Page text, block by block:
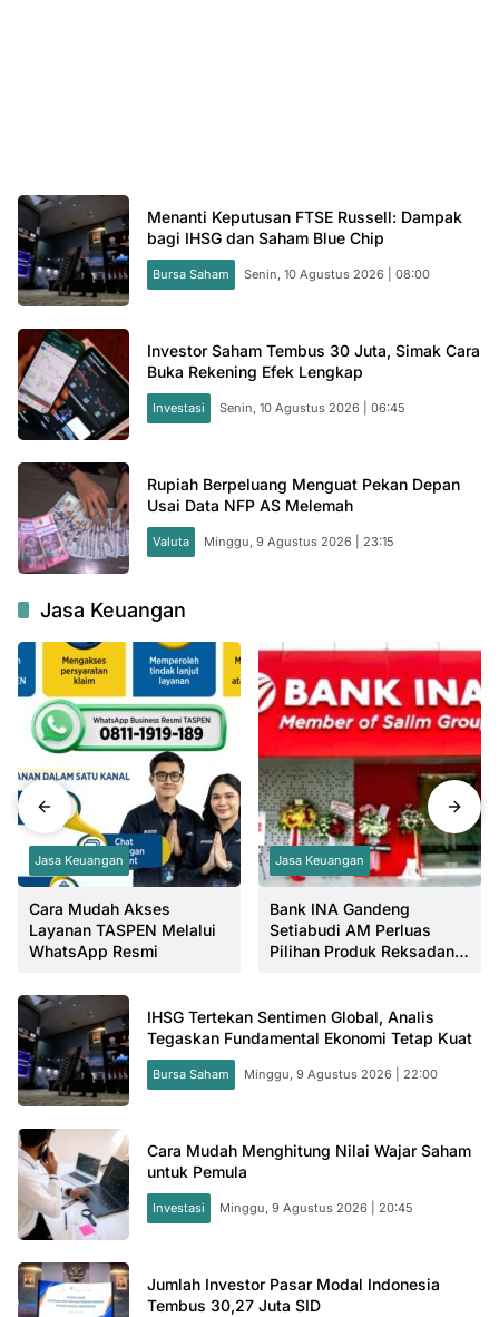
Menanti Keputusan FTSE Russell: Dampak
bagi IHSG dan Saham Blue Chip
Bursa Saham Senin, 10 Agustus 2026 | 08:00
Investor Saham Tembus 30 Juta, Simak Cara
Buka Rekening Efek Lengkap
Investasi Senin, 10 Agustus 2026 | 06:45
Rupiah Berpeluang Menguat Pekan Depan
Usai Data NFP AS Melemah
Valuta Minggu, 9 Agustus 2026 | 23:15
Jasa Keuangan
Jasa Keuangan
Cara Mudah Akses
Layanan TASPEN Melalui
WhatsApp Resmi
Jasa Keuangan
Bank INA Gandeng
Setiabudi AM Perluas
Pilihan Produk Reksadana
IHSG Tertekan Sentimen Global, Analis
Tegaskan Fundamental Ekonomi Tetap Kuat
Bursa Saham Minggu, 9 Agustus 2026 | 22:00
Cara Mudah Menghitung Nilai Wajar Saham
untuk Pemula
Investasi Minggu, 9 Agustus 2026 | 20:45
Jumlah Investor Pasar Modal Indonesia
Tembus 30,27 Juta SID